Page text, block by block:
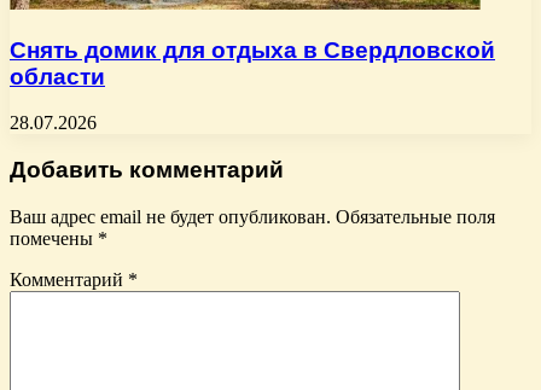
Снять домик для отдыха в Свердловской
области
28.07.2026
Добавить комментарий
Ваш адрес email не будет опубликован. Обязательные поля
помечены *
Комментарий *